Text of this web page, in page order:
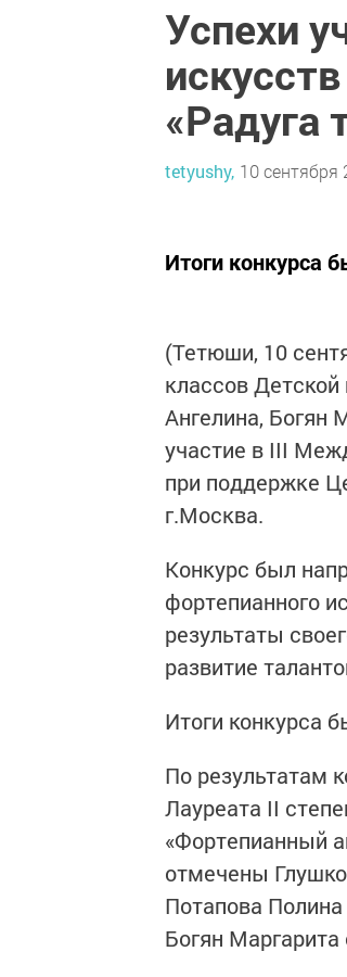
Успехи
«Радуга
tetyushy, 10 сентября
Итоги конкурса
(Тетюши, 10
классов
Ангелина, Богян
участие в III
при поддержке
г.Москва.
Конкурс был
фортепианного
результаты
развитие
Итоги конкурса
По результатам
Лауреата II
«Фортепианный
отмечены
Потапова
Богян